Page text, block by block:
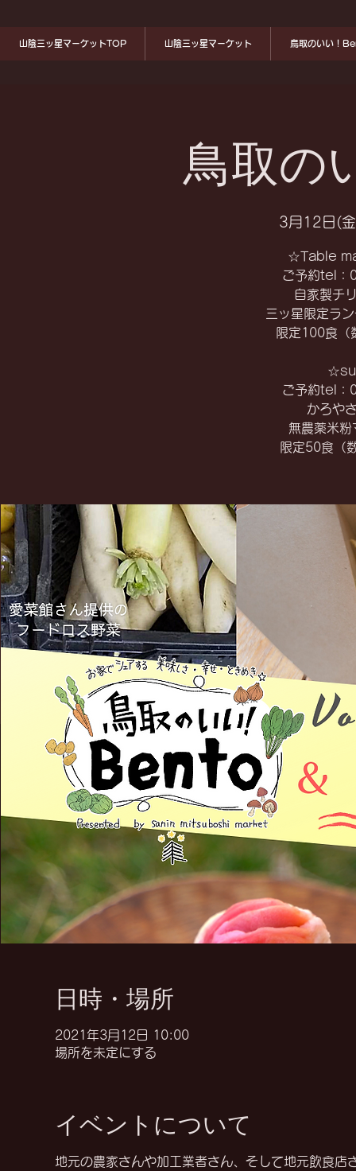
山陰三ッ星マーケットTOP 山陰三ッ星マーケット 鳥取のいい！
鳥取の
3月12日(
☆Table
ご予約tel：
自家製チ
三ッ星限定ラ
限定100食（
ご予約tel：
かろや
無農薬米
限定50食（
日時・場所
2021年3月12日 10:00
場所を未定にする
イベントについて
地元の農家さんや加工業者さん、そして地元飲食